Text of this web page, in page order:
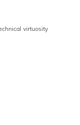
virtuosity